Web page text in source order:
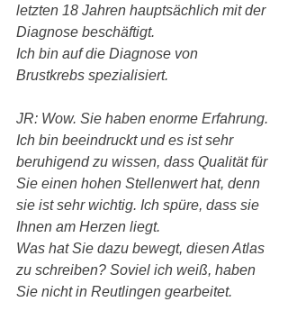
letzten 18 Jahren hauptsächlich mit der
Diagnose beschäftigt.
Ich bin auf die Diagnose von
Brustkrebs spezialisiert.
JR: Wow. Sie haben enorme Erfahrung.
Ich bin beeindruckt und es ist sehr
beruhigend zu wissen, dass Qualität für
Sie einen hohen Stellenwert hat, denn
sie ist sehr wichtig. Ich spüre, dass sie
Ihnen am Herzen liegt.
Was hat Sie dazu bewegt, diesen Atlas
zu schreiben? Soviel ich weiß, haben
Sie nicht in Reutlingen gearbeitet.